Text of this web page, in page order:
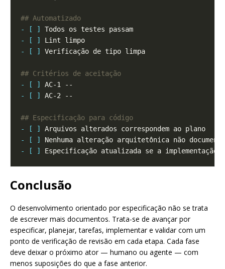
- [ ]
- [ ]
- [ ]
- [ ]
- [ ]
- [ ]
- [ ]
- [ ]
Conclusão
O desenvolvimento orientado por especificação não se trata
de escrever mais documentos. Trata-se de avançar por
especificar, planejar, tarefas, implementar e validar com um
ponto de verificação de revisão em cada etapa. Cada fase
deve deixar o próximo ator — humano ou agente — com
menos suposições do que a fase anterior.